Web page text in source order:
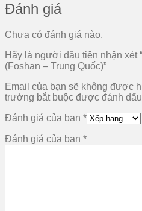
Đánh giá
Chưa có đánh giá nào.
Hãy là người đầu tiên nhận xét
(Foshan – Trung Quốc)”
Email của bạn sẽ không được
trường bắt buộc được đánh dấu
Đánh giá của bạn *
Đánh giá của bạn *